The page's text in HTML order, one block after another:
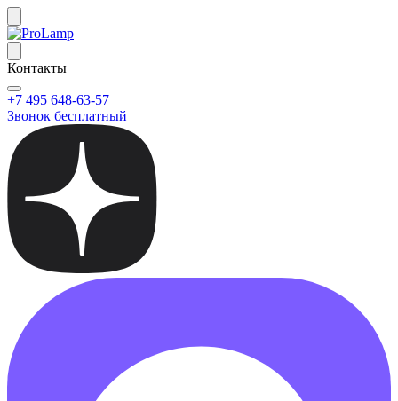
Контакты
+7 495 648-63-57
Звонок бесплатный